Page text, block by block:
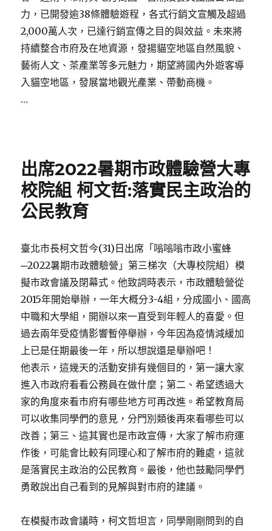
力，已開發逾38條體驗遊程，各式行銷文宣觸及超過
2,000萬人次，已達行銷宣傳之目的與效益。未來將
持續整合市府及在地資源，發揚貓空地區自然風貌、
藝術人文、茶產業等多元魅力，期望將國內外遊客導
入貓空地區，發展當地觀光產業、帶動商機。
…
出席2022暑期市政體驗營大專
校院組 柯文哲:落實民主政治的
公民教育
臺北市長柯文哲今(31)日出席「嗡嗡嗡市政小蜜蜂
─2022暑期市政體驗營」第三梯次（大專校院組）模
擬市政會議及閉幕式。他致詞時表示，市政體驗營從
2015年開始舉辦，一年大概分3-4組，分成國小、國高
中職和大學組，開辦以來一直受到年輕人的喜愛。但
過去兩年受疫情影響暫停舉辦，今年因為疫情減緩加
上已是任期最後一年，所以想說還是舉辦吧！
他表示，這幾天的活動安排有幾個目的，第一讓大家
進入市政府看看公務員在做什麼；第二、希望透過大
家的角度來看市府有哪些地方可再改進。希望教育局
可以收集同學們的意見，分門別類後再來看哪些可以
改善；第三、這其實也是市政宣傳，大家了解市府運
作後，可能會比較有同理心和了解市府的難處，這就
是落實民主政治的公民教育。最後，他也鼓勵同學們
勇敢說出自己看到的見解與對市府的建議。
在模擬市政會議時，柯文哲坦言，同學剛剛問到的自